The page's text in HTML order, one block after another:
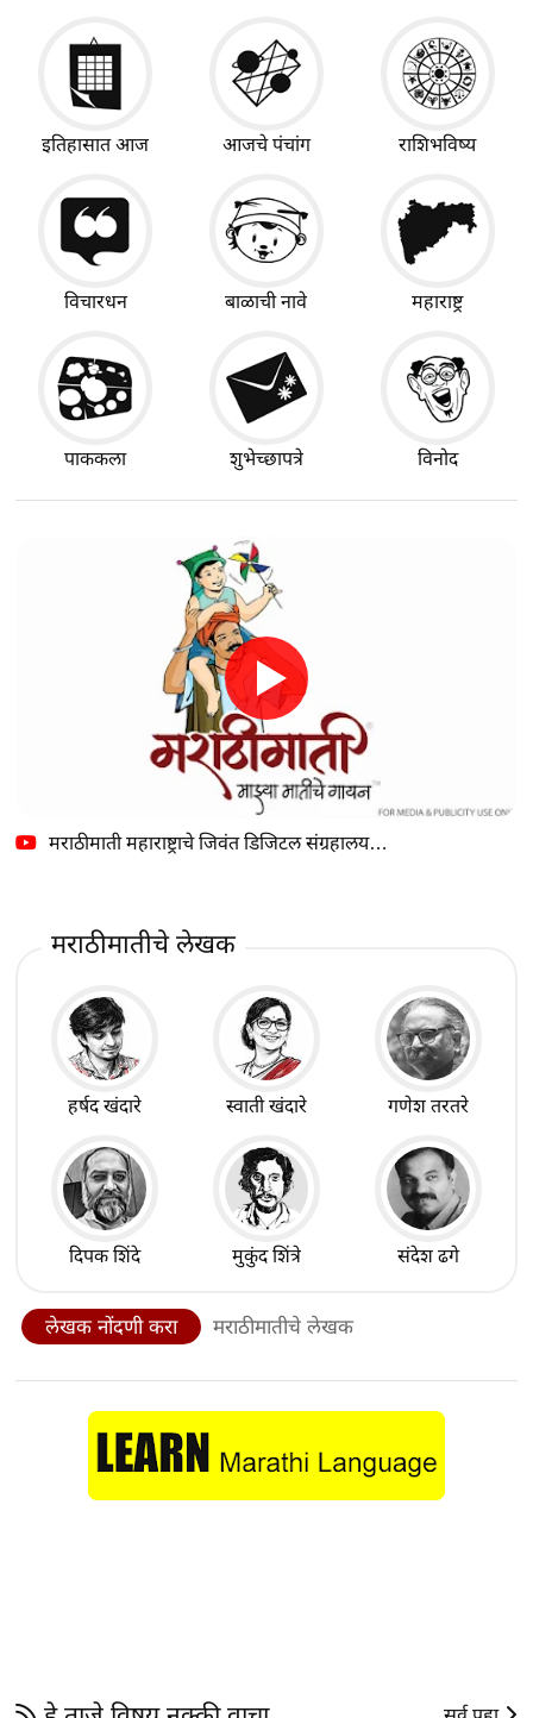
इतिहासात आज आजचे पंचांग राशिभविष्य
विचारधन बाळाची नावे महाराष्ट्र
पाककला शुभेच्छापत्रे विनोद
मराठीमाती महाराष्ट्राचे जिवंत डिजिटल संग्रहालय…
मराठीमातीचे लेखक
हर्षद खंदारे स्वाती खंदारे गणेश तरतरे
दिपक शिंदे मुकुंद शिंत्रे संदेश ढगे
लेखक नोंदणी करा मराठीमातीचे लेखक